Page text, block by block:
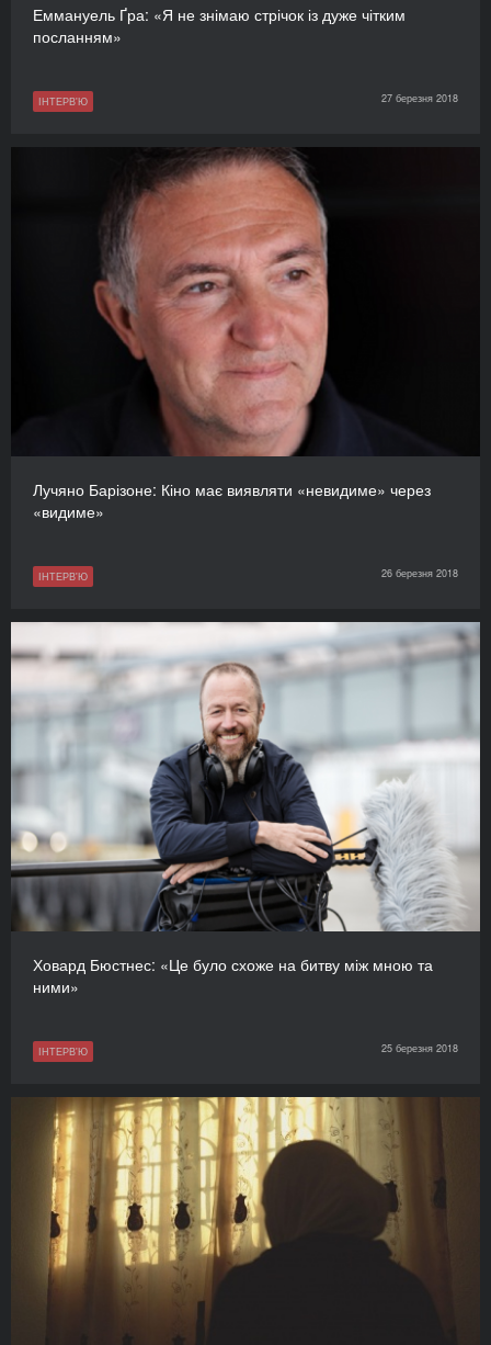
Еммануель Ґра: «Я не знімаю стрічок із дуже чітким
посланням»
ІНТЕРВ'Ю 27 березня 2018
Лучяно Барізоне: Кіно має виявляти «невидиме» через
«видиме»
ІНТЕРВ'Ю 26 березня 2018
Ховард Бюстнес: «Це було схоже на битву між мною та
ними»
ІНТЕРВ'Ю 25 березня 2018